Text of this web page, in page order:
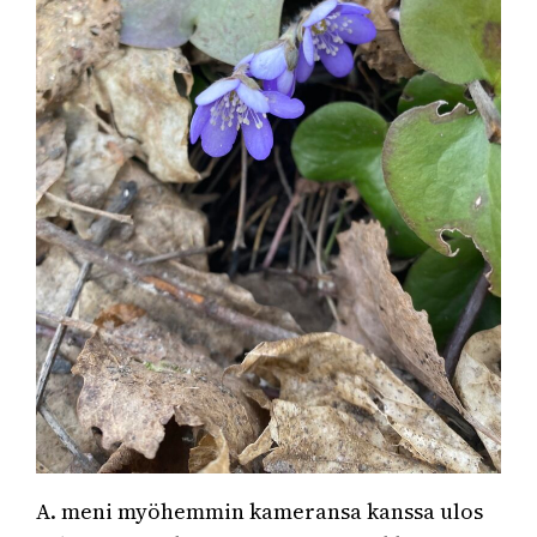
A. meni myöhemmin kameransa kanssa ulos